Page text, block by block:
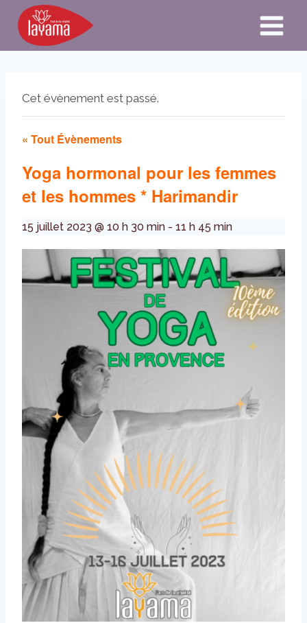
Aller
contenu
Cet évènement est passé.
« Tout Évènements
Yoga hormonal pour les femmes
et les hommes * Harimandir
15 juillet 2023 @ 10 h 30 min - 11 h 45 min